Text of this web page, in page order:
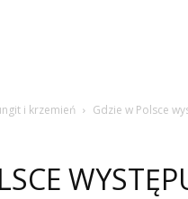
i krzemień Gdzie w Polsce